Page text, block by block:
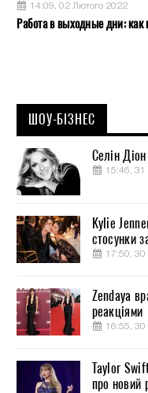
14:09, 02 Лютого 2022
Работа в выходные дни:
ШОУ-БІЗНЕС
Селін
15:46, 31
Kylie
стосунки
17:50, 30
Zendaya
реакціями
16:55, 30
Taylor
про новий